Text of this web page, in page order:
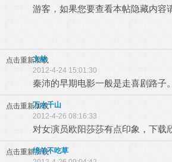
游客，如果您要查看本帖隐藏内容
点击重新加载
文林
2012-4-24 15:01:30
秦沛的早期电影一般是走喜剧路子。
点击重新加载
万水千山
2012-4-26 08:16:33
对女演员欧阳莎莎有点印象，下载
点击重新加载绵羊不吃草